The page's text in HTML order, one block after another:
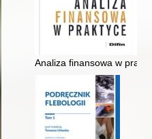
Analiza finansowa w